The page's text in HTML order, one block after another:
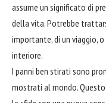
assume un significato di
della vita. Potrebbe
importante, di un viaggio,
interiore.
I panni ben stirati sono
mostrati al mondo.